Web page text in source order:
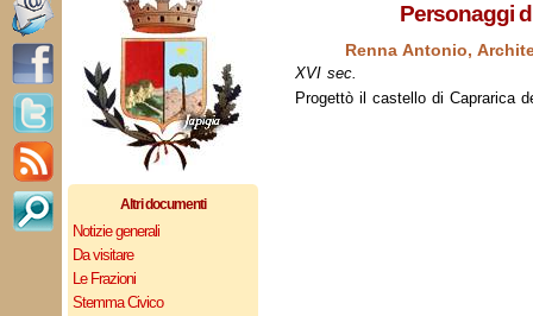
Altri documenti
Notizie generali
Da visitare
Le Frazioni
Stemma Civico
Personaggi
Renna Antonio,
XVI sec.
Progettò il castello di Caprarica